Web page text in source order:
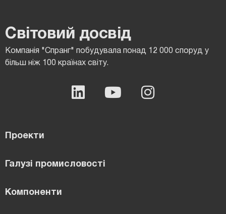
Світовий досвід
Компанія "Спранг" побудувала понад 12 000 споруд у
більш ніж 100 країнах світу.
Проекти
Галузі промисловості
Компоненти